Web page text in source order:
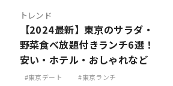
トレンド
【2024最新】東京のサラダ・
野菜食べ放題付きランチ6選！
安い・ホテル・おしゃれなど
東京デート
東京ランチ